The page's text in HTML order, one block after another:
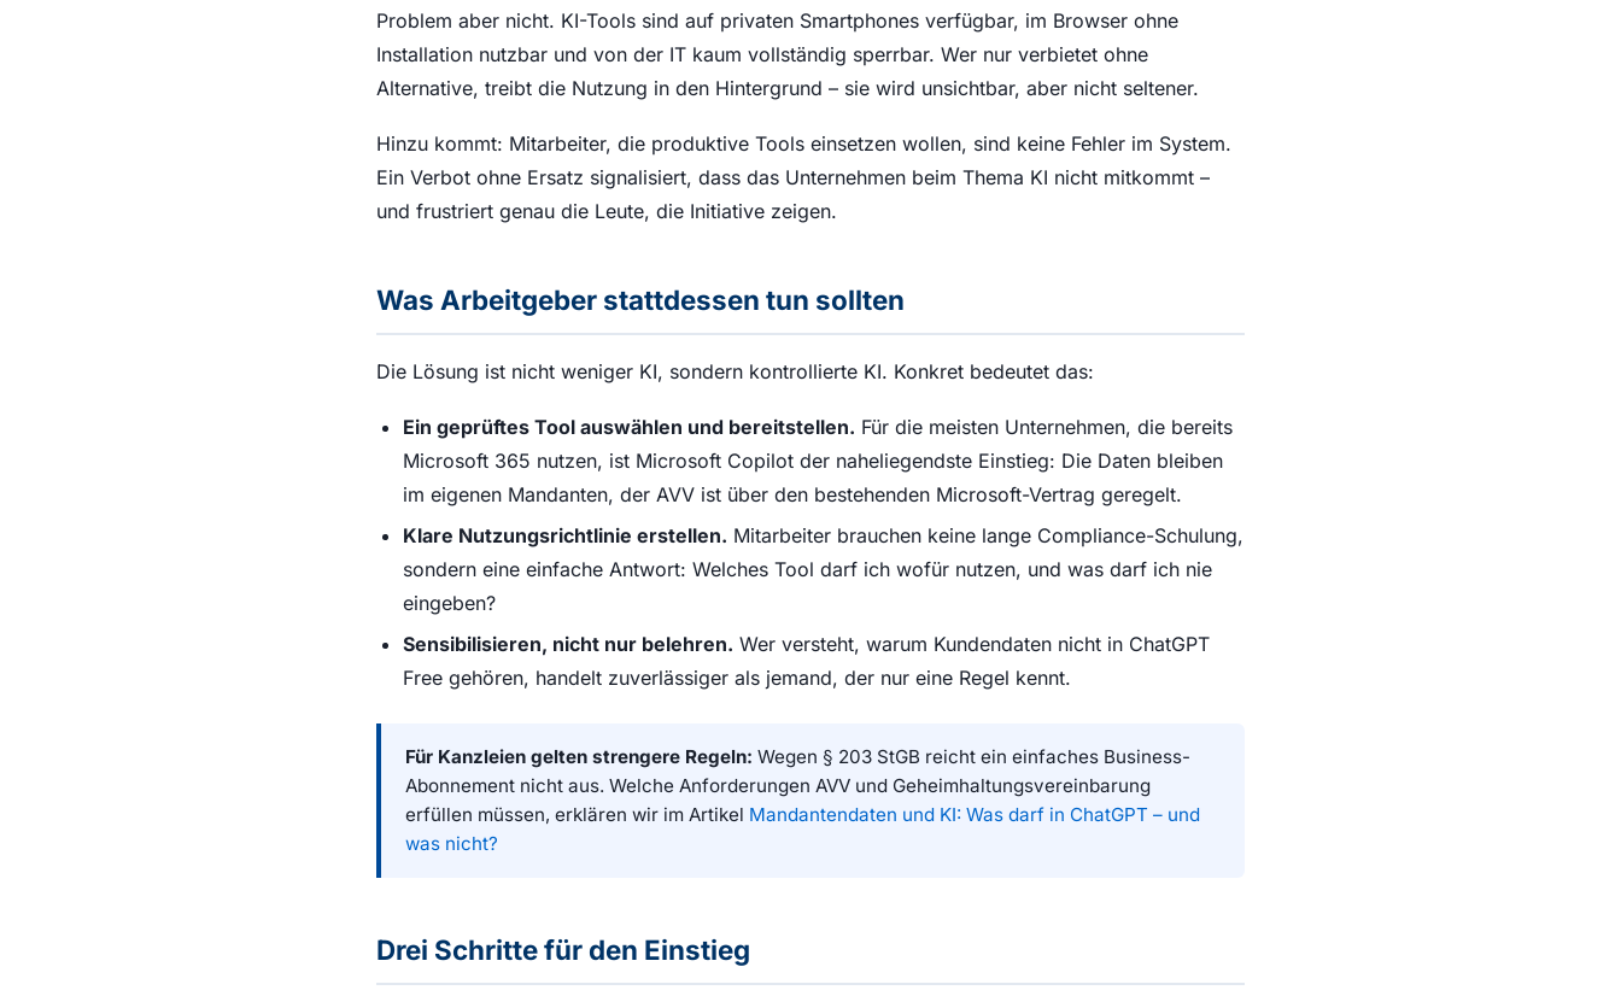
Problem aber nicht. KI-Tools sind auf privaten Smartphones verfügbar, im Browser ohne
Installation nutzbar und von der IT kaum vollständig sperrbar. Wer nur verbietet ohne
Alternative, treibt die Nutzung in den Hintergrund – sie wird unsichtbar, aber nicht seltener.
Hinzu kommt: Mitarbeiter, die produktive Tools einsetzen wollen, sind keine Fehler im System.
Ein Verbot ohne Ersatz signalisiert, dass das Unternehmen beim Thema KI nicht mitkommt –
und frustriert genau die Leute, die Initiative zeigen.
Was Arbeitgeber stattdessen tun sollten
Die Lösung ist nicht weniger KI, sondern kontrollierte KI. Konkret bedeutet das:
Ein geprüftes Tool auswählen und bereitstellen. Für die meisten Unternehmen, die bereits
Microsoft 365 nutzen, ist Microsoft Copilot der naheliegendste Einstieg: Die Daten bleiben
im eigenen Mandanten, der AVV ist über den bestehenden Microsoft-Vertrag geregelt.
Klare Nutzungsrichtlinie erstellen. Mitarbeiter brauchen keine lange Compliance-Schulung,
sondern eine einfache Antwort: Welches Tool darf ich wofür nutzen, und was darf ich nie
eingeben?
Sensibilisieren, nicht nur belehren. Wer versteht, warum Kundendaten nicht in ChatGPT
Free gehören, handelt zuverlässiger als jemand, der nur eine Regel kennt.
Für Kanzleien gelten strengere Regeln: Wegen § 203 StGB reicht ein einfaches Business-
Abonnement nicht aus. Welche Anforderungen AVV und Geheimhaltungsvereinbarung
erfüllen müssen, erklären wir im Artikel Mandantendaten und KI: Was darf in ChatGPT – und
was nicht?
Drei Schritte für den Einstieg